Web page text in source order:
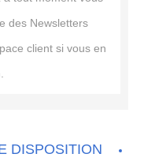
des Newsletters
client si vous en
DISPOSITION